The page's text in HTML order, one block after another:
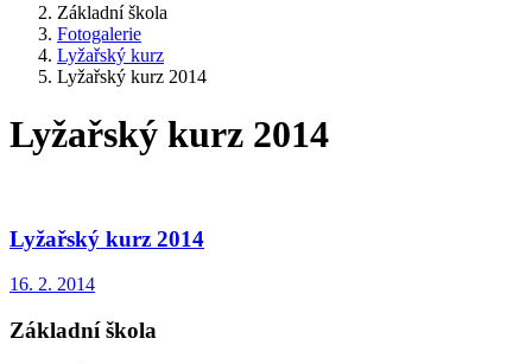
Základní škola
Fotogalerie
Lyžařský kurz
Lyžařský kurz 2014
Lyžařský kurz 2014
Lyžařský kurz 2014
16. 2. 2014
Základní škola